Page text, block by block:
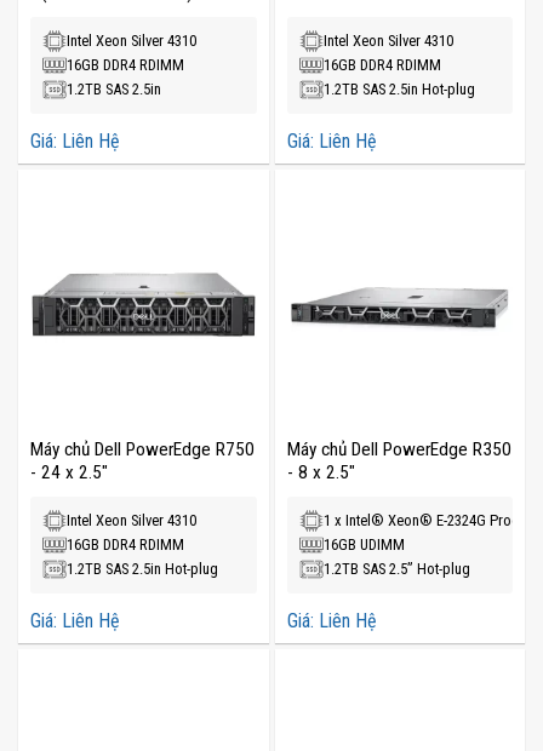
Intel Xeon Silver 4310
16GB DDR4 RDIMM
1.2TB SAS 2.5in
Giá: Liên Hệ
Intel Xeon Silver 4310
16GB DDR4 RDIMM
1.2TB SAS 2.5in Hot-plug
Giá: Liên Hệ
Máy chủ Dell PowerEdge R750
- 24 x 2.5"
Intel Xeon Silver 4310
16GB DDR4 RDIMM
1.2TB SAS 2.5in Hot-plug
Giá: Liên Hệ
Máy chủ Dell PowerEdge R350
- 8 x 2.5"
1 x Intel® Xeon® E-2324G
16GB UDIMM
1.2TB SAS 2.5” Hot-plug
Giá: Liên Hệ